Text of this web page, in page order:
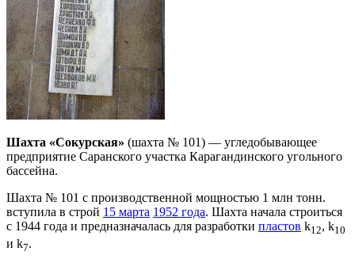
Шахта «Сокурская» (шахта № 101) — угледобывающее
предприятие Саранского участка Карагандинского угольного
бассейна.
Шахта № 101 с производственной мощностью 1 млн тонн.
вступила в строй 15 марта 1952 года. Шахта начала строиться
с 1944 года и предназначалась для разработки пластов k12, k10
и k7.